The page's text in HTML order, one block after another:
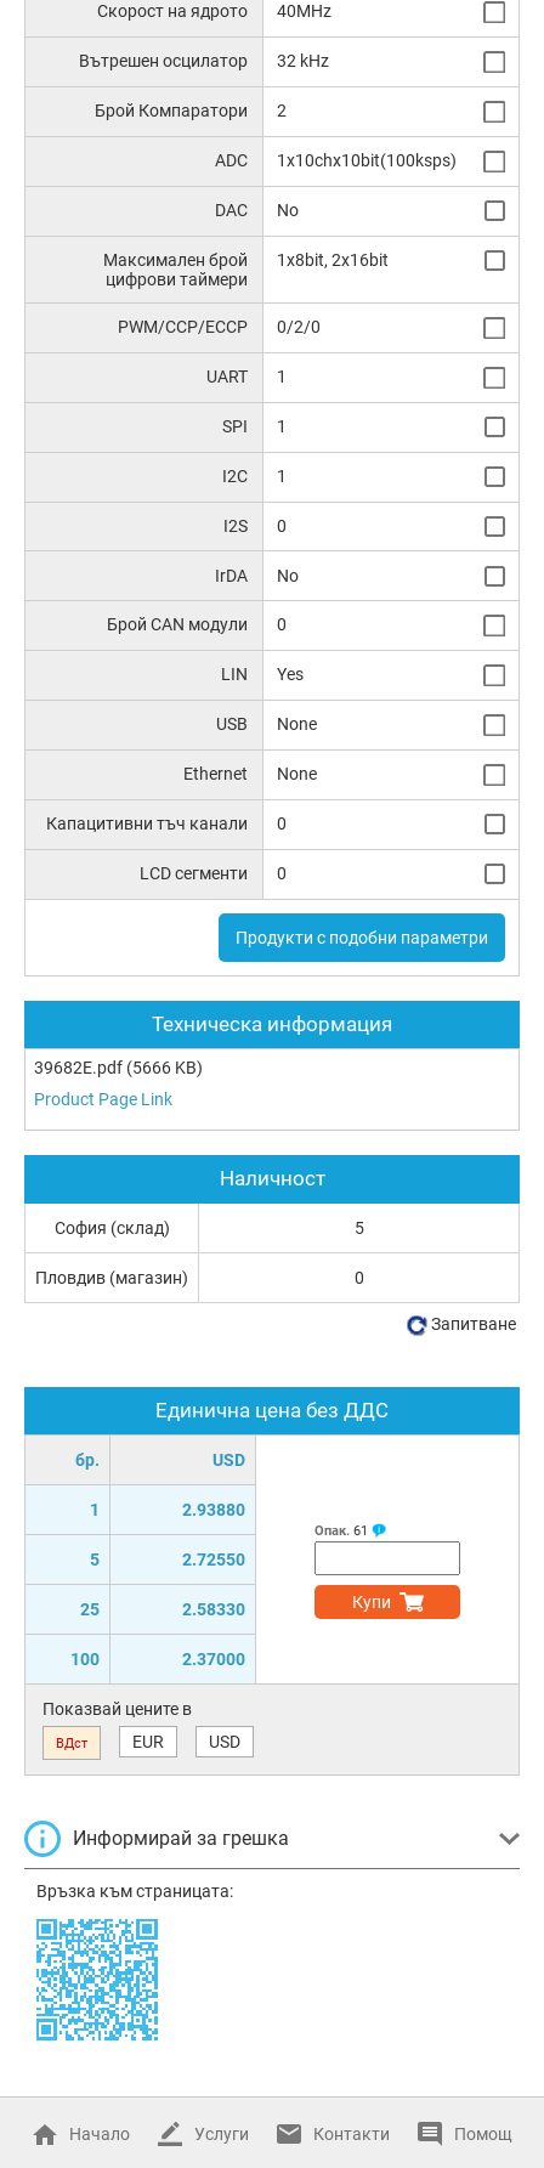
Скорост на ядрото 40MHz
Вътрешен осцилатор 32 kHz
Брой Компаратори 2
ADC 1x10chx10bit(100ksps)
DAC No
Максимален брой
цифрови таймери
1x8bit, 2x16bit
PWM/CCP/ECCP 0/2/0
UART 1
SPI 1
I2C 1
I2S 0
IrDA No
Брой CAN модули 0
LIN Yes
USB None
Ethernet None
Капацитивни тъч канали 0
LCD сегменти 0
Продукти с подобни параметри
Техническа информация
39682E.pdf (5666 KB)
Product Page Link
Единична цена без ДДС
бр. USD
1 2.93880
5 2.72550
25 2.58330
100 2.37000
Опак. 61
Купи
Показвай цените в
ВДст EUR USD
Информирай за грешка
Връзка към страницата:
Наличност
София (склад) 5
Пловдив (магазин) 0
Запитване
Начало Услуги Контакти Помощ